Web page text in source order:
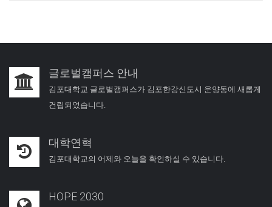
글로벌캠퍼스 안내
김포대학교 글로벌캠퍼스가 김포한강신도시 운양동에 새롭게
건립되었습니다.
대학연혁
김포대학교의 어제와 오늘을 확인하실 수 있습니다.
HOPE 2030